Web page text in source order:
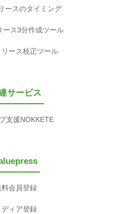
ースのタイミング
ース3分作成ツール
リース校正ツール
サービス
支援NOKKETE
料会員登録
ディア登録